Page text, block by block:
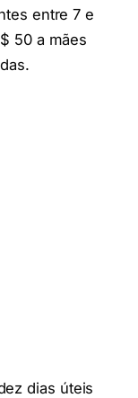
entre 7 e
50 a mães
dias úteis